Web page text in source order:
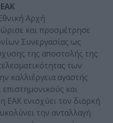
Αρχή
και προσμέτρησε
Συνεργασίας ως
της αποστολής της
των
καλλιέργεια αγαστής
και
ΕΑΚ ενισχύει τον διαρκή
την ανταλλαγή